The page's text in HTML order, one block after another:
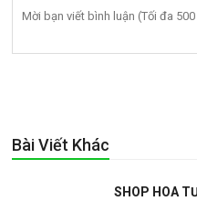
Bài Viết Khác
SHOP HOA